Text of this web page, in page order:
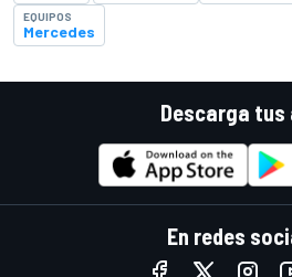
EQUIPOS
Mercedes
Descarga tus
En redes